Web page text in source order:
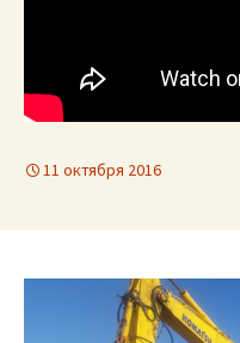
11 октября 2016